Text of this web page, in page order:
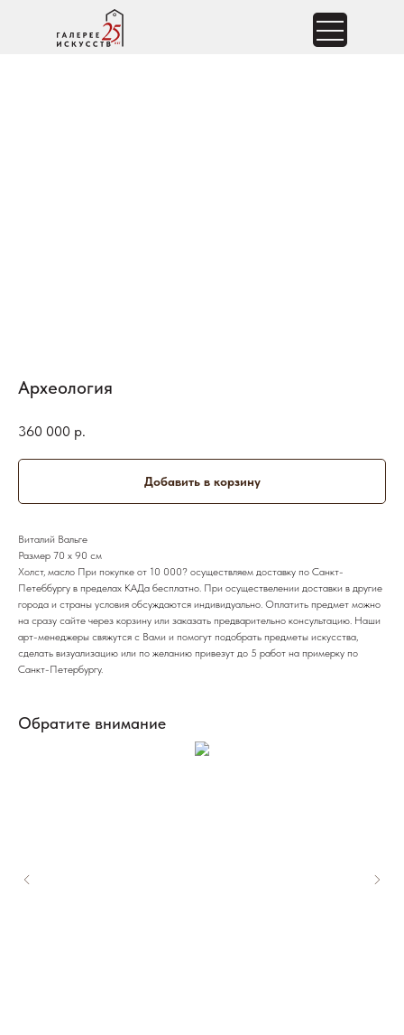
Археология
360 000 р.
Добавить в корзину
Виталий Вальге
Размер 70 х 90 см
Холст, масло При покупке от 10 000? осуществляем доставку по Санкт-
Петеббургу в пределах КАДа бесплатно. При осуществелении доставки в другие
города и страны условия обсуждаются индивидуально. Оплатить предмет можно
на сразу сайте через корзину или заказать предварительно консультацию. Наши
арт-менеджеры свяжутся с Вами и помогут подобрать предметы искусства,
сделать визуализацию или по желанию привезут до 5 работ на примерку по
Санкт-Петербургу.
Обратите внимание